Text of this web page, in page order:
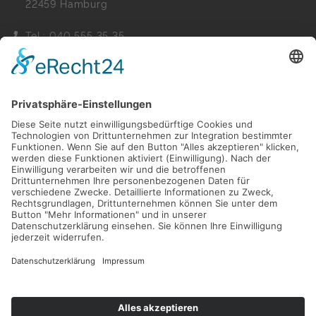
22459 Hamburg
Tel.: 040 555 35 35
Fax: 040 555 22 44
Nachricht senden
Navigation
Immobilien Aktuelles
Für Eigentümer Kontakt
Referenzen Impressum
Verwaltung
Vertrag widerrufen